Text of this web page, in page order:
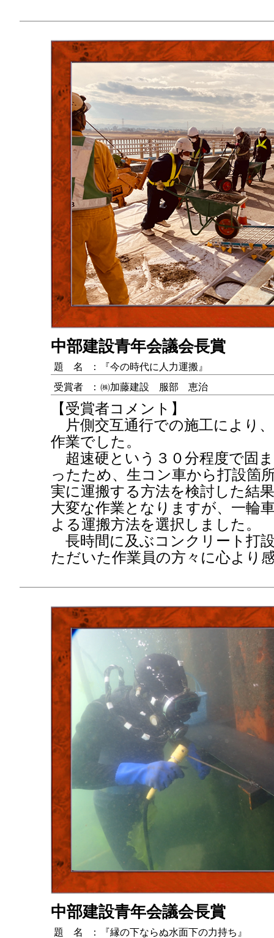
中部建設青年会議会長賞
題 名 ：
『今の時代に人力運搬』
受賞者
： ㈱加藤建設 服部 恵治
【受賞者コメント】
片側交互通行での施工により
作業でした。
超速硬という３０分程度で固
ったため、生コン車から打設箇
実に運搬する方法を検討した結
大変な作業となりますが、一輪
よる運搬方法を選択しました。
長時間に及ぶコンクリート打
ただいた作業員の方々に心より
中部建設青年会議会長賞
題 名 ：
『縁の下ならぬ水面下の力持ち』